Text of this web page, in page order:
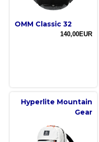
OMM Classic 32
140,00EUR
Hyperlite Mountain
Gear